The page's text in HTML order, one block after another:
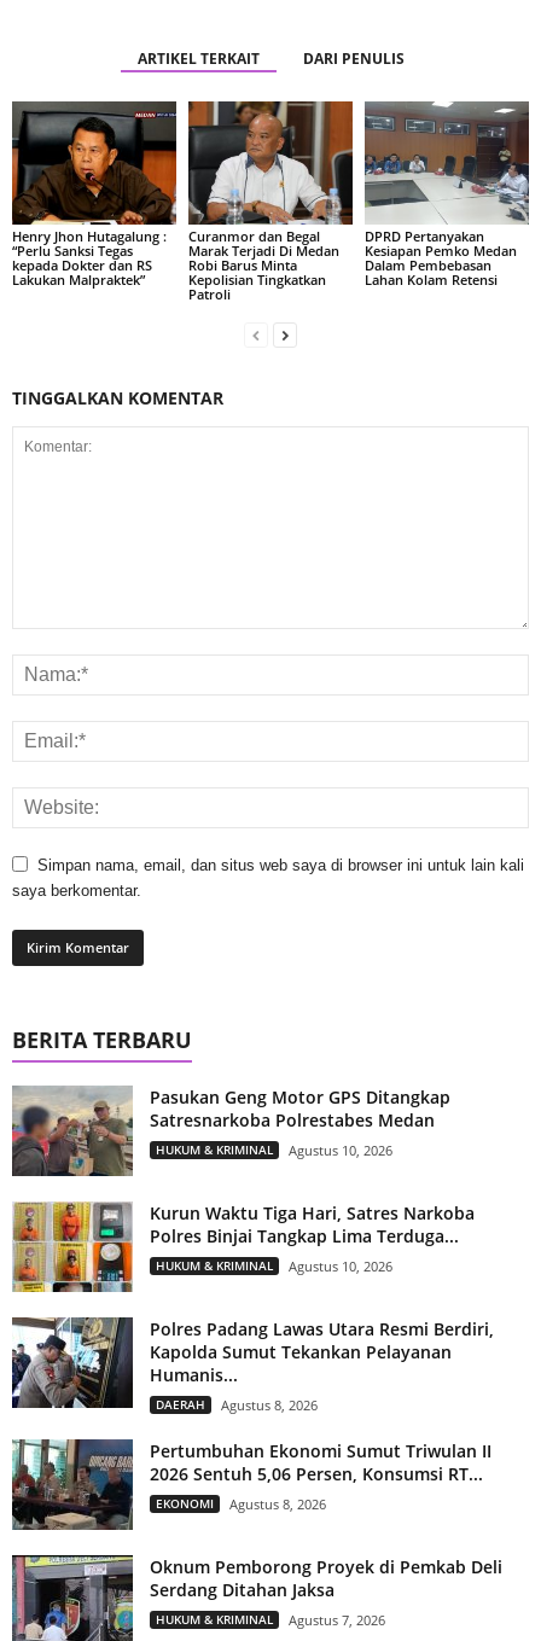
ARTIKEL TERKAIT DARI PENULIS
Henry Jhon Hutagalung :
“Perlu Sanksi Tegas
kepada Dokter dan RS
Lakukan Malpraktek”
Curanmor dan Begal
Marak Terjadi Di Medan
Robi Barus Minta
Kepolisian Tingkatkan
Patroli
DPRD Pertanyakan
Kesiapan Pemko Medan
Dalam Pembebasan
Lahan Kolam Retensi
TINGGALKAN KOMENTAR
Simpan nama, email, dan situs web saya di browser ini untuk lain kali
saya berkomentar.
BERITA TERBARU
Pasukan Geng Motor GPS Ditangkap
Satresnarkoba Polrestabes Medan
HUKUM & KRIMINAL Agustus 10, 2026
Kurun Waktu Tiga Hari, Satres Narkoba
Polres Binjai Tangkap Lima Terduga...
HUKUM & KRIMINAL Agustus 10, 2026
Polres Padang Lawas Utara Resmi Berdiri,
Kapolda Sumut Tekankan Pelayanan
Humanis...
DAERAH Agustus 8, 2026
Pertumbuhan Ekonomi Sumut Triwulan II
2026 Sentuh 5,06 Persen, Konsumsi RT...
EKONOMI Agustus 8, 2026
Oknum Pemborong Proyek di Pemkab Deli
Serdang Ditahan Jaksa
HUKUM & KRIMINAL Agustus 7, 2026